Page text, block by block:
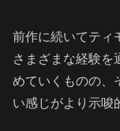
前作に続いてティ
さまざまな経験を
めていくものの、
い感じがより示唆